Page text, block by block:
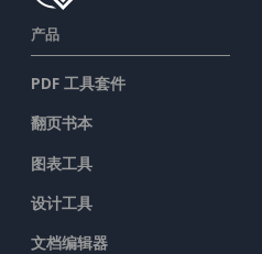
产品
PDF 工具套件
翻页书本
图表工具
设计工具
文档编辑器